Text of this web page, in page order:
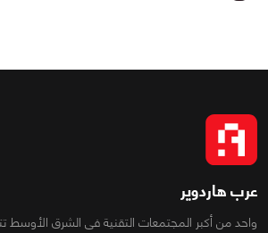
عرب هاردوير
واحد من أكبر المجتمعات التقنية فى الشرق